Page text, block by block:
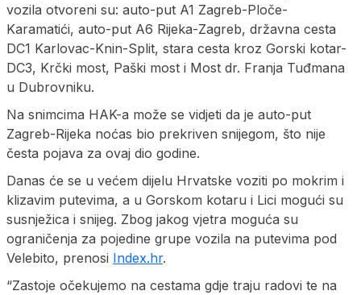
vozila otvoreni su: auto-put A1 Zagreb-Ploče-
Karamatići, auto-put A6 Rijeka-Zagreb, državna cesta
DC1 Karlovac-Knin-Split, stara cesta kroz Gorski kotar-
DC3, Krčki most, Paški most i Most dr. Franja Tuđmana
u Dubrovniku.
Na snimcima HAK-a može se vidjeti da je auto-put
Zagreb-Rijeka noćas bio prekriven snijegom, što nije
česta pojava za ovaj dio godine.
Danas će se u većem dijelu Hrvatske voziti po mokrim i
klizavim putevima, a u Gorskom kotaru i Lici mogući su
susnježica i snijeg. Zbog jakog vjetra moguća su
ograničenja za pojedine grupe vozila na putevima pod
Velebito, prenosi Index.hr.
“Zastoje očekujemo na cestama gdje traju radovi te na